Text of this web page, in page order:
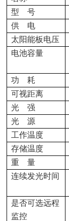
型 号
供 电
太阳能板电压
电池容量
功 耗
可视距离
光 强
光 源
工作温度
存储温度
重 量
连续发光时间
是否可选远程
监控